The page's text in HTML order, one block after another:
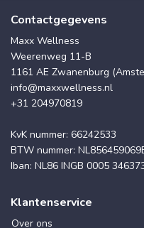
Contactgegevens
Maxx Wellness
Weerenweg 11-B
1161 AE Zwanenburg
info@maxxwellness.nl
+31 204970819
KvK nummer: 66242533
BTW nummer:
Iban: NL86 INGB 0005
Klantenservice
Over ons